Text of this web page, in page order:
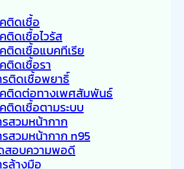
ติดเชื้อ
ติดเชื้อไวรัส
ติดเชื้อแบคทีเรีย
ติดเชื้อรา
ติดเชื้อพยาธิ์
คติดต่อทางเพศสัมพันธ์
ติดเชื้อตามระบบ
สวมหน้ากาก
สวมหน้ากาก n95
สอบความพอดี
ล้างมือ